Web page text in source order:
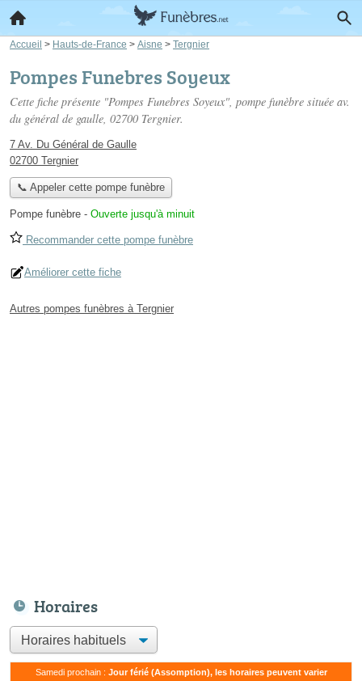
Accueil > Hauts-de-France > Aisne > Tergnier
Pompes Funebres Soyeux
Cette fiche présente "Pompes Funebres Soyeux", pompe funèbre située av.
du général de gaulle, 02700 Tergnier.
7 Av. Du Général de Gaulle
02700 Tergnier
📞 Appeler cette pompe funèbre
Pompe funèbre - Ouverte jusqu'à minuit
Recommander cette pompe funèbre
Améliorer cette fiche
Autres pompes funèbres à Tergnier
Horaires
Samedi prochain : Jour férié (Assomption), les horaires peuvent varier